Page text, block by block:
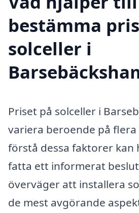
bestämma
solceller i
Priset på solceller i
variera beroende på
förstå dessa faktorer kan
fatta ett informerat
överväger att installera
de mest avgörande